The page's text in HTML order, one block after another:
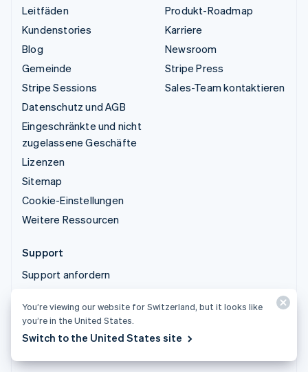
Leitfäden
Kundenstories
Blog
Gemeinde
Stripe Sessions
Datenschutz und AGB
Eingeschränkte und nicht
zugelassene Geschäfte
Lizenzen
Sitemap
Cookie-Einstellungen
Weitere Ressourcen
Produkt-Roadmap
Karriere
Newsroom
Stripe Press
Sales-Team kontaktieren
Support
Support anfordern
© 2026 Stripe, LLC
You’re viewing our website for Switzerland, but it looks like
you’re in the United States.
Switch to the United States site